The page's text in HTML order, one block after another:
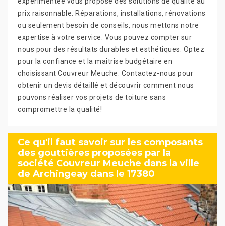
prix raisonnable. Réparations, installations, rénovations
ou seulement besoin de conseils, nous mettons notre
expertise à votre service. Vous pouvez compter sur
nous pour des résultats durables et esthétiques. Optez
pour la confiance et la maîtrise budgétaire en
choisissant Couvreur Meuche. Contactez-nous pour
obtenir un devis détaillé et découvrir comment nous
pouvons réaliser vos projets de toiture sans
compromettre la qualité!
Ce qu'il faut savoir sur les composants
des gouttières proposées par la
société Couvreur Meuche dans la ville
de Archingeay dans le 17380